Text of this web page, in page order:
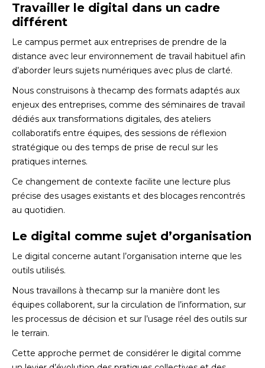
Travailler le digital dans un cadre
différent
Le campus permet aux entreprises de prendre de la
distance avec leur environnement de travail habituel afin
d’aborder leurs sujets numériques avec plus de clarté.
Nous construisons à thecamp des formats adaptés aux
enjeux des entreprises, comme des séminaires de travail
dédiés aux transformations digitales, des ateliers
collaboratifs entre équipes, des sessions de réflexion
stratégique ou des temps de prise de recul sur les
pratiques internes.
Ce changement de contexte facilite une lecture plus
précise des usages existants et des blocages rencontrés
au quotidien.
Le digital comme sujet d’organisation
Le digital concerne autant l’organisation interne que les
outils utilisés.
Nous travaillons à thecamp sur la manière dont les
équipes collaborent, sur la circulation de l’information, sur
les processus de décision et sur l’usage réel des outils sur
le terrain.
Cette approche permet de considérer le digital comme